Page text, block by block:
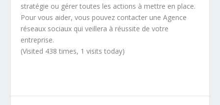
stratégie ou gérer toutes les actions à mettre en place.
Pour vous aider, vous pouvez contacter une Agence
réseaux sociaux qui veillera à réussite de votre
entreprise.
(Visited 438 times, 1 visits today)